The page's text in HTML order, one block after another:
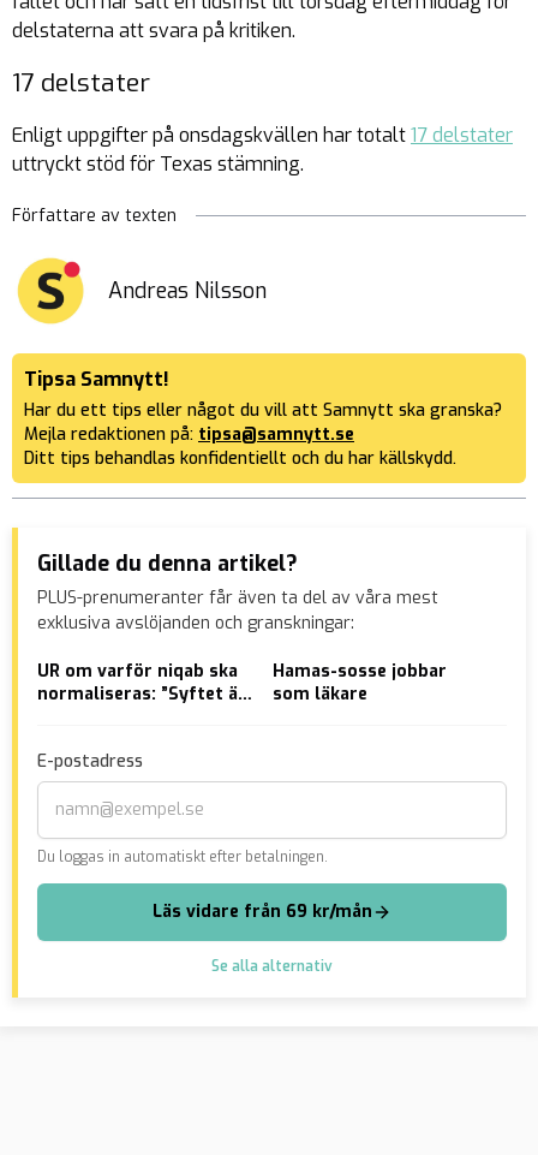
delstaterna att svara på kritiken.
17 delstater
Enligt uppgifter på onsdagskvällen har totalt17 delstater
uttryckt stöd för Texas stämning.
Författare av texten
Andreas Nilsson
Tipsa Samnytt!
Har du ett tips eller något du vill att Samnytt ska granska?
Mejla redaktionen på: tipsa@samnytt.se
Ditt tips behandlas konfidentiellt och du har källskydd.
Gillade du denna artikel?
PLUS-prenumeranter får även ta del av våra mest
exklusiva avslöjanden och granskningar:
UR om varför niqab ska
normaliseras: ”Syftet är
Hamas-sosse jobbar
som läkare
E-postadress
Du loggas in automatiskt efter betalningen.
Läs vidare från 69 kr/mån
Se alla alternativ